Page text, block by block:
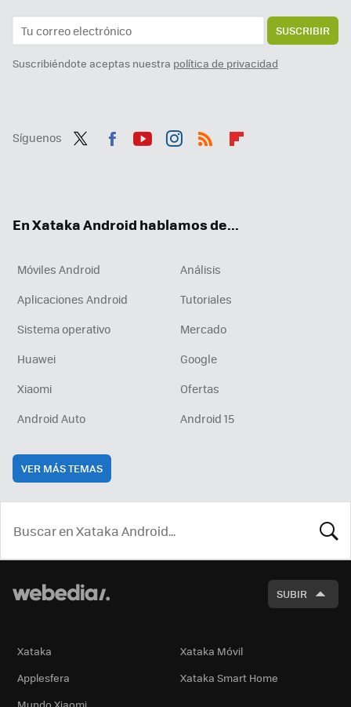
SUSCRIBIR
Suscribiéndote aceptas nuestra política de privacidad
Síguenos
En Xataka Android hablamos de...
Móviles Android
Análisis
Aplicaciones Android
Tutoriales
Sistema operativo
Mercado
Huawei
Google
Xiaomi
Ofertas
Android Auto
Android 15
VER MÁS TEMAS
SUBIR
Xataka
Xataka Móvil
Applesfera
Xataka Smart Home